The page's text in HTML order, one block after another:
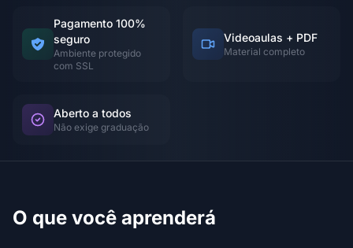
Pagamento 100%
seguro
Ambiente protegido
com SSL
Videoaulas + PDF
Material completo
Aberto a todos
Não exige graduação
O que você aprenderá